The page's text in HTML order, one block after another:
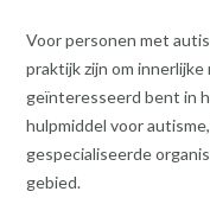
Voor personen met
praktijk zijn om
geïnteresseerd bent in
hulpmiddel voor
gespecialiseerde
gebied.